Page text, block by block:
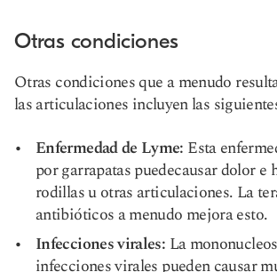
Otras condiciones
Otras condiciones que a menudo
las articulaciones incluyen las
Enfermedad de Lyme: Esta
por garrapatas puedecausar dolor e
rodillas u otras articulaciones. La
antibióticos a menudo mejora esto.
Infecciones virales: La
infecciones virales pueden causar